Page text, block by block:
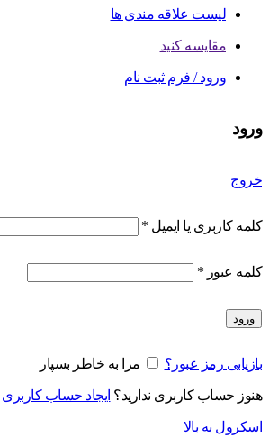
لیست علاقه مندی ها
مقایسه کنید
ورود / فرم ثبت نام
ورود
خروج
کلمه کاربری یا ایمیل *
کلمه عبور *
ورود
بازیابی رمز عبور؟ مرا به خاطر بسپار
هنوز حساب کاربری ندارید؟ ایجاد حساب کاربری
اسکرول به بالا